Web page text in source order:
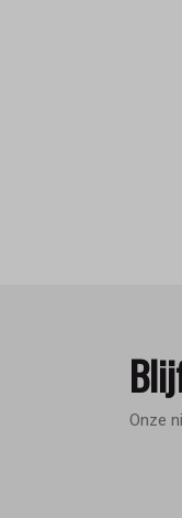
Onze